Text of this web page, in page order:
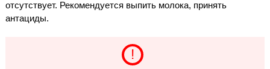
отсутствует. Рекомендуется выпить молока, принять
антациды.